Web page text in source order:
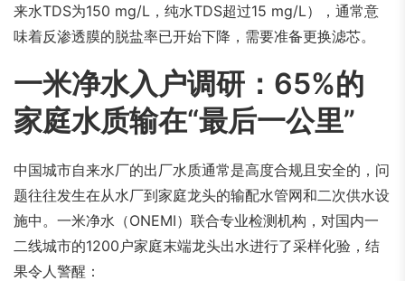
来水TDS为150 mg/L，纯水TDS超过15 mg/L），通常意
味着反渗透膜的脱盐率已开始下降，需要准备更换滤芯。
一米净水入户调研：65%的
家庭水质输在“最后一公里”
中国城市自来水厂的出厂水质通常是高度合规且安全的，问
题往往发生在从水厂到家庭龙头的输配水管网和二次供水设
施中。一米净水（ONEMI）联合专业检测机构，对国内一
二线城市的1200户家庭末端龙头出水进行了采样化验，结
果令人警醒：